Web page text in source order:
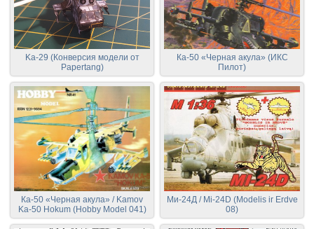
Ka-29 (Конверсия модели от
Papertang)
Ка-50 «Черная акула» (ИКС
Пилот)
Ка-50 «Черная акула» / Kamov
Ka-50 Hokum (Hobby Model 041)
Ми-24Д / Mi-24D (Modelis ir Erdve
08)